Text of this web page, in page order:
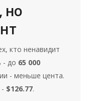
но
кто ненавидит
- до 65 000
- меньше цента.
$126.77.